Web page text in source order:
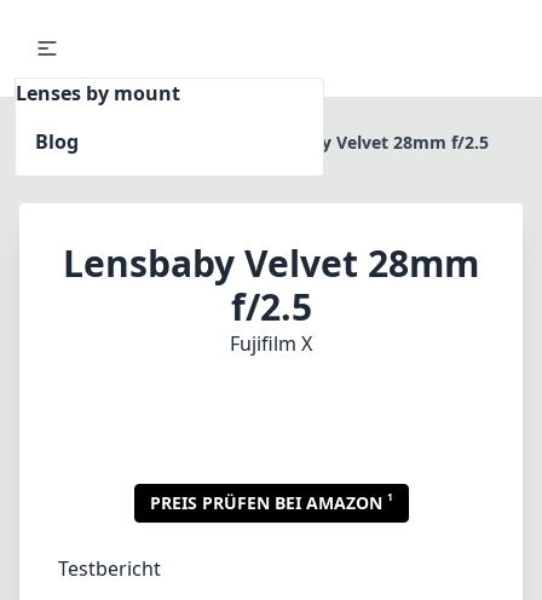
Lenses by mount
Blog
Home Lensbaby Velvet 28mm f/2.5
Lensbaby Velvet 28mm
f/2.5
Fujifilm X